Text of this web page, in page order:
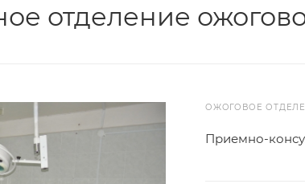
отделение
ОЖОГОВОЕ
Приемно-